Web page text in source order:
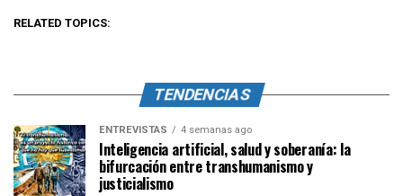
RELATED TOPICS:
TENDENCIAS
ENTREVISTAS 4 semanas ago
Inteligencia artificial, salud y soberanía: la
bifurcación entre transhumanismo y
justicialismo